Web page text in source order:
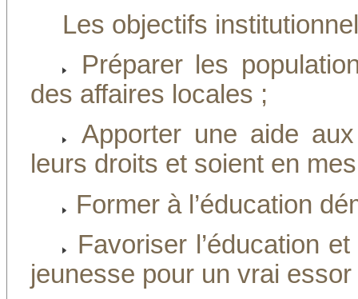
Les objectifs
Préparer les
des affaires locales ;
Apporter une aide
leurs droits et soient en
Former à l’éducation
Favoriser l’éducation
jeunesse pour un vrai